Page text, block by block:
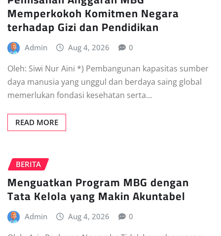
Memperkokoh Komitmen Negara
terhadap Gizi dan Pendidikan
Admin Aug 4, 2026 0
Oleh: Siwi Nur Aini *) Pembangunan kapasitas sumber
daya manusia yang unggul dan berdaya saing global
memerlukan fondasi kesehatan serta…
READ MORE
BERITA
Menguatkan Program MBG dengan
Tata Kelola yang Makin Akuntabel
Admin Aug 4, 2026 0